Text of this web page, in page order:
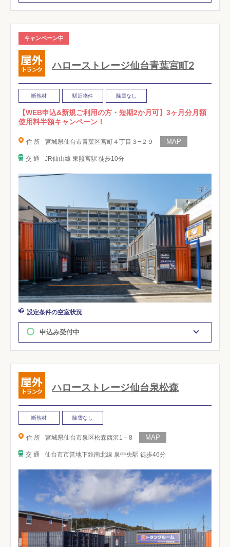
キャンペーン中
ハローストレージ仙台青葉宮町2
断熱材 駅近物件 除雪なし
【WEB申込&新規ご利用の方・短期2か月可】3ヶ月分月額
使用料半額キャンペーン！
住 所 宮城県仙台市青葉区宮町４丁目３−２９
交 通 JR仙山線 東照宮駅 徒歩10分
設定条件の空室状況
申込み受付中
ハローストレージ仙台泉松森
断熱材 除雪なし
住 所 宮城県仙台市泉区松森西沢1－8
交 通 仙台市市営地下鉄南北線 泉中央駅 徒歩46分